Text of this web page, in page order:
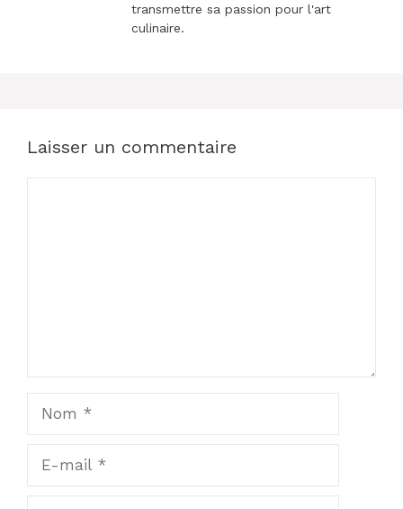
transmettre sa passion pour l'art
culinaire.
Laisser un commentaire